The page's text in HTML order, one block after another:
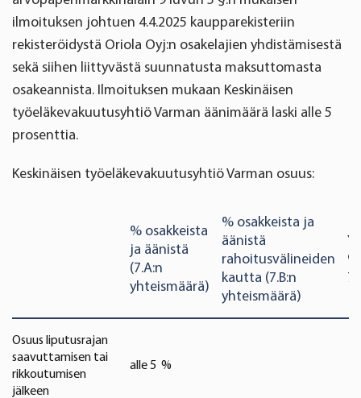
ilmoituksen johtuen 4.4.2025 kaupparekisteriin
rekisteröidystä Oriola Oyj:n osakelajien yhdistämisestä
sekä siihen liittyvästä suunnatusta maksuttomasta
osakeannista. Ilmoituksen mukaan Keskinäisen
työeläkevakuutusyhtiö Varman äänimäärä laski alle 5
prosenttia.
Keskinäisen työeläkevakuutusyhtiö Varman osuus:
% osakkeista
ja äänistä
(7.A:n
yhteismäärä)
% osakkeista ja
äänistä
rahoitusvälineiden
kautta (7.B:n
yhteismäärä)
Osuus liputusrajan
saavuttamisen tai
rikkoutumisen
jälkeen
alle 5 %